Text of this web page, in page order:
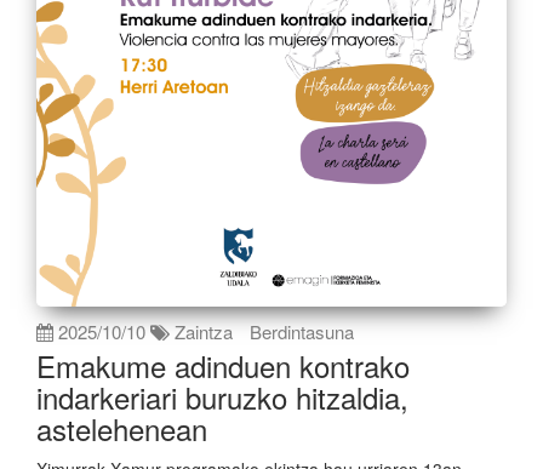
2025/10/10 Zaintza Berdintasuna
Emakume adinduen kontrako
indarkeriari buruzko hitzaldia,
astelehenean